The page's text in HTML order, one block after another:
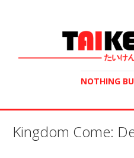
NOTHING
Kingdom Come: